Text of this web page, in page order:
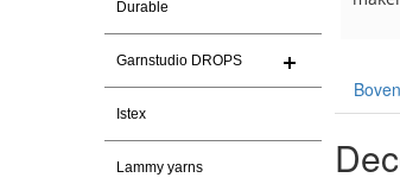
Durable
Garnstudio DROPS
Istex
Lammy yarns
Boven